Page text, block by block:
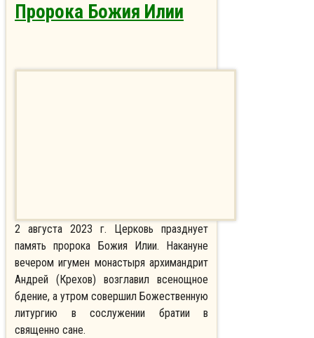
Пророка Божия Илии
2 августа 2023 г. Церковь празднует
память пророка Божия Илии. Накануне
вечером игумен монастыря архимандрит
Андрей (Крехов) возглавил всенощное
бдение, а утром совершил Божественную
литургию в сослужении братии в
священно сане.